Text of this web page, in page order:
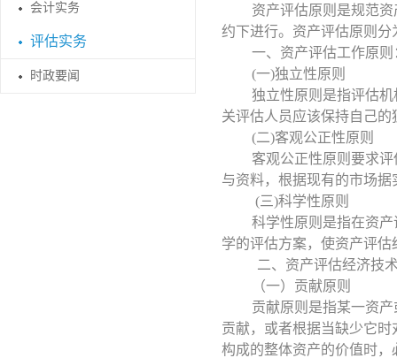
会计实务
评估实务
时政要闻
资产评估原则是规范
约下进行。资产评估原则
一、资产评估工作原则
(一)独立性原则
独立性原则是指评估
关评估人员应该保持自己
(二)客观公正性原则
客观公正性原则要求
与资料，根据现有的市场
(三)科学性原则
科学性原则是指在资
学的评估方案，使资产评估
二、资产评估经济技
（一）贡献原则
贡献原则是指某一资
贡献，或者根据当缺少它
构成的整体资产的价值时